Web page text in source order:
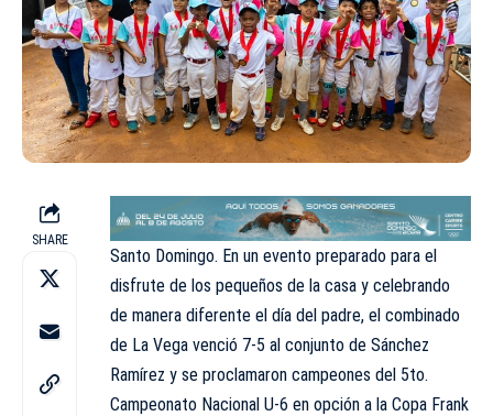
SHARE
Santo Domingo. En un evento preparado para el
disfrute de los pequeños de la casa y celebrando
de manera diferente el día del padre, el combinado
de La Vega venció 7-5 al conjunto de Sánchez
Ramírez y se proclamaron campeones del 5to.
Campeonato Nacional U-6 en opción a la Copa Frank